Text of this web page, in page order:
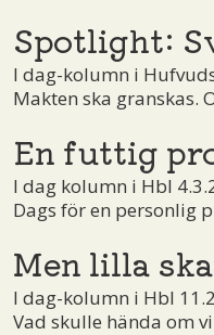
Spotlight:
I dag-kolumn i
Makten ska granskas.
En futtig
I dag kolumn i Hbl
Dags för en personlig
Men lilla
I dag-kolumn i Hbl
Vad skulle hända om